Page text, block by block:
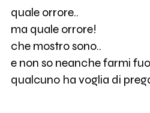
quale orrore..
ma quale orrore!
che mostro sono..
e non so neanche farmi
qualcuno ha voglia di